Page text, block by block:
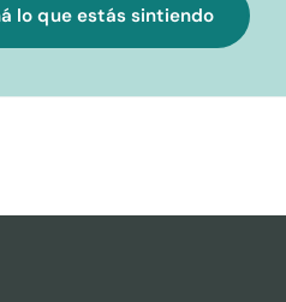
lo que estás sintiendo